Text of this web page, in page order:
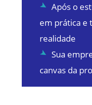
Após o
em prática e
realidade
Sua
canvas da